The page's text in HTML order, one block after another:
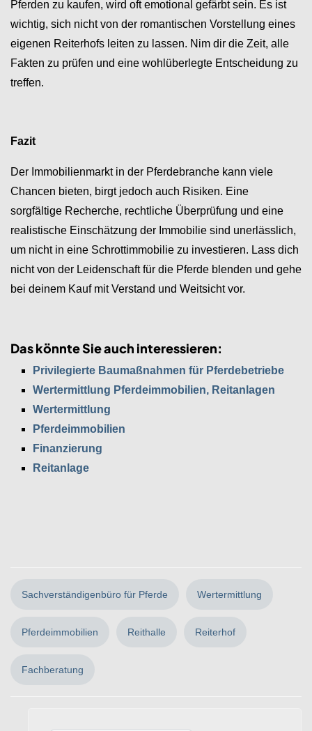
Pferden zu kaufen, wird oft emotional gefärbt sein. Es ist
wichtig, sich nicht von der romantischen Vorstellung eines
eigenen Reiterhofs leiten zu lassen. Nim dir die Zeit, alle
Fakten zu prüfen und eine wohlüberlegte Entscheidung zu
treffen.
Fazit
Der Immobilienmarkt in der Pferdebranche kann viele
Chancen bieten, birgt jedoch auch Risiken. Eine
sorgfältige Recherche, rechtliche Überprüfung und eine
realistische Einschätzung der Immobilie sind unerlässlich,
um nicht in eine Schrottimmobilie zu investieren. Lass dich
nicht von der Leidenschaft für die Pferde blenden und gehe
bei deinem Kauf mit Verstand und Weitsicht vor.
Das könnte Sie auch interessieren:
Privilegierte Baumaßnahmen für Pferdebetriebe
Wertermittlung Pferdeimmobilien, Reitanlagen
Wertermittlung
Pferdeimmobilien
Finanzierung
Reitanlage
Sachverständigenbüro für Pferde Wertermittlung
Pferdeimmobilien Reithalle Reiterhof
Fachberatung